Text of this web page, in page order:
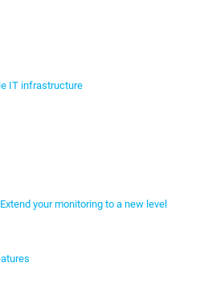
IT infrastructure
Extend your monitoring to a new level